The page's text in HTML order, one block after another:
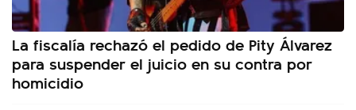
La fiscalía rechazó el pedido de Pity Álvarez
para suspender el juicio en su contra por
homicidio